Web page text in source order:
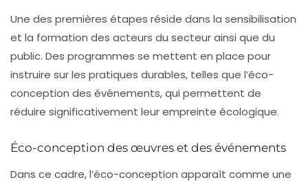
Une des premières étapes réside dans la sensibilisation
et la formation des acteurs du secteur ainsi que du
public. Des programmes se mettent en place pour
instruire sur les pratiques durables, telles que l’éco-
conception des événements, qui permettent de
réduire significativement leur empreinte écologique.
Éco-conception des œuvres et des événements
Dans ce cadre, l’éco-conception apparaît comme une